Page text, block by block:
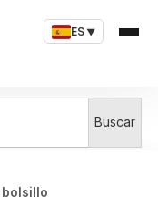
ES ▼
Buscar
bolsillo